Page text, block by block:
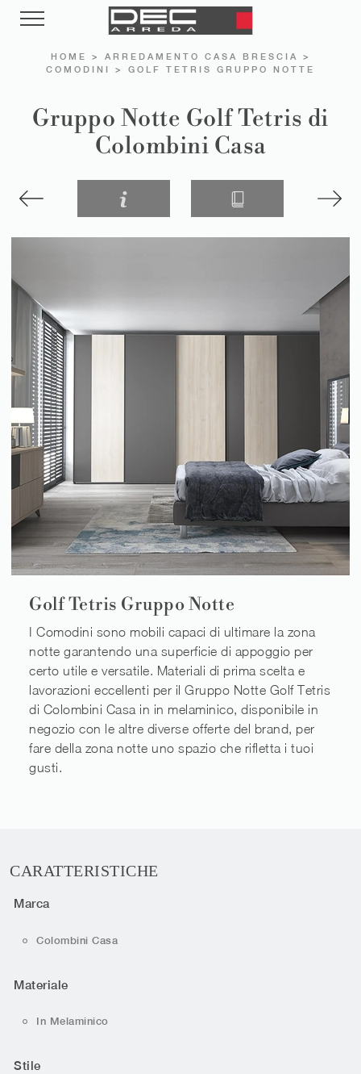
HOME > ARREDAMENTO CASA BRESCIA
>
COMODINI
> GOLF TETRIS GRUPPO NOTTE
Gruppo Notte Golf Tetris di
Colombini Casa
Golf Tetris Gruppo Notte
I Comodini sono mobili capaci di ultimare la zona
notte garantendo una superficie di appoggio per
certo utile e versatile. Materiali di prima scelta e
lavorazioni eccellenti per il Gruppo Notte Golf Tetris
di Colombini Casa in in melaminico, disponibile in
negozio con le altre diverse offerte del brand, per
fare della zona notte uno spazio che rifletta i tuoi
gusti.
CARATTERISTICHE
Marca
Colombini Casa
Materiale
In Melaminico
Stile